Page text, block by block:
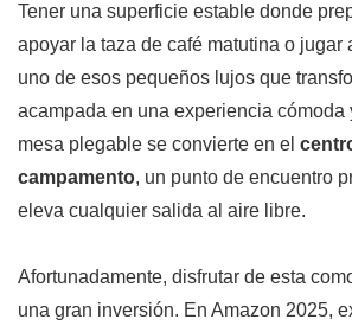
Tener una superficie estable donde
apoyar la taza de café matutina o jugar
uno de esos pequeños lujos que
acampada en una experiencia cómoda
mesa plegable se convierte en el
campamento, un punto de encuentro
eleva cualquier salida al aire libre.
Afortunadamente, disfrutar de esta
una gran inversión. En Amazon 2025,